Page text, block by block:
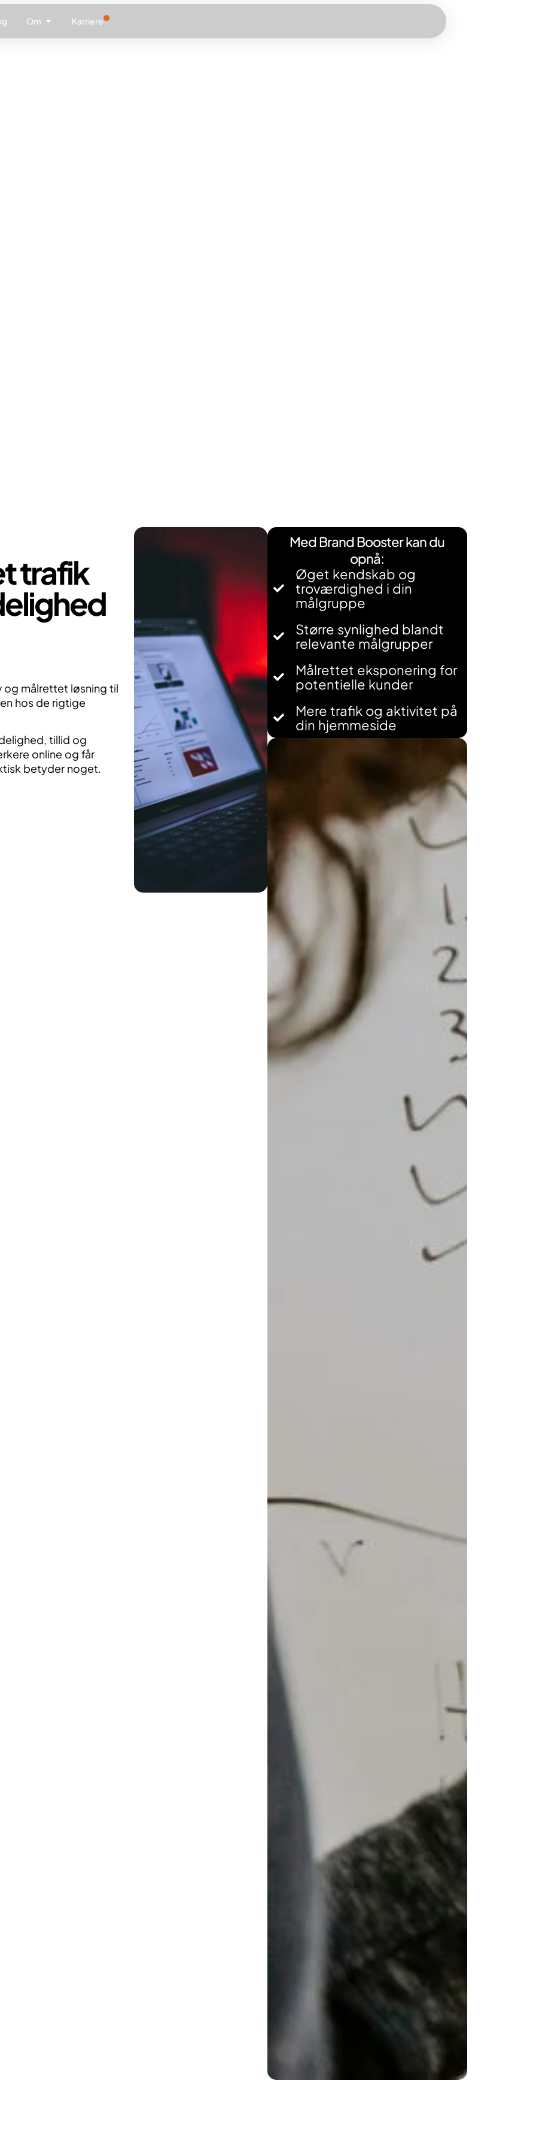
Om Karriere
trafik
og målrettet løsning til
hos de rigtige
tillid og
online og får
betyder noget.
Med Brand Booster kan du
opnå:
Øget kendskab og
troværdighed i din
målgruppe
Større synlighed blandt
relevante målgrupper
Målrettet eksponering for
potentielle kunder
Mere trafik og aktivitet på
din hjemmeside